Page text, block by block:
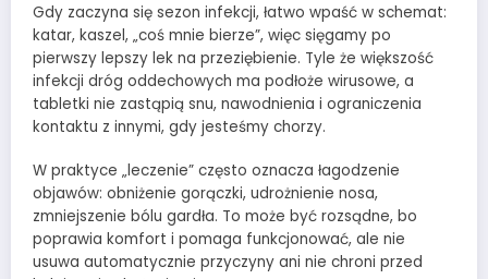
Gdy zaczyna się sezon infekcji, łatwo wpaść w schemat:
katar, kaszel, „coś mnie bierze”, więc sięgamy po
pierwszy lepszy lek na przeziębienie. Tyle że większość
infekcji dróg oddechowych ma podłoże wirusowe, a
tabletki nie zastąpią snu, nawodnienia i ograniczenia
kontaktu z innymi, gdy jesteśmy chorzy.
W praktyce „leczenie” często oznacza łagodzenie
objawów: obniżenie gorączki, udrożnienie nosa,
zmniejszenie bólu gardła. To może być rozsądne, bo
poprawia komfort i pomaga funkcjonować, ale nie
usuwa automatycznie przyczyny ani nie chroni przed